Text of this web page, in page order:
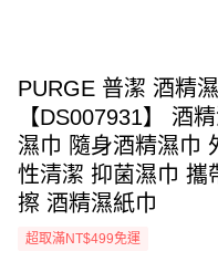
PURGE 普潔 酒精
【DS007931】 酒
濕巾 隨身酒精濕巾
性清潔 抑菌濕巾 攜
擦 酒精濕紙巾
超取滿NT$499免運